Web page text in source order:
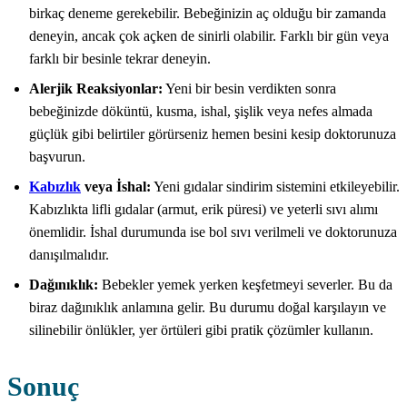
birkaç deneme gerekebilir. Bebeğinizin aç olduğu bir zamanda
deneyin, ancak çok açken de sinirli olabilir. Farklı bir gün veya
farklı bir besinle tekrar deneyin.
Alerjik Reaksiyonlar: Yeni bir besin verdikten sonra
bebeğinizde döküntü, kusma, ishal, şişlik veya nefes almada
güçlük gibi belirtiler görürseniz hemen besini kesip doktorunuza
başvurun.
Kabızlık veya İshal: Yeni gıdalar sindirim sistemini etkileyebilir.
Kabızlıkta lifli gıdalar (armut, erik püresi) ve yeterli sıvı alımı
önemlidir. İshal durumunda ise bol sıvı verilmeli ve doktorunuza
danışılmalıdır.
Dağınıklık: Bebekler yemek yerken keşfetmeyi severler. Bu da
biraz dağınıklık anlamına gelir. Bu durumu doğal karşılayın ve
silinebilir önlükler, yer örtüleri gibi pratik çözümler kullanın.
Sonuç